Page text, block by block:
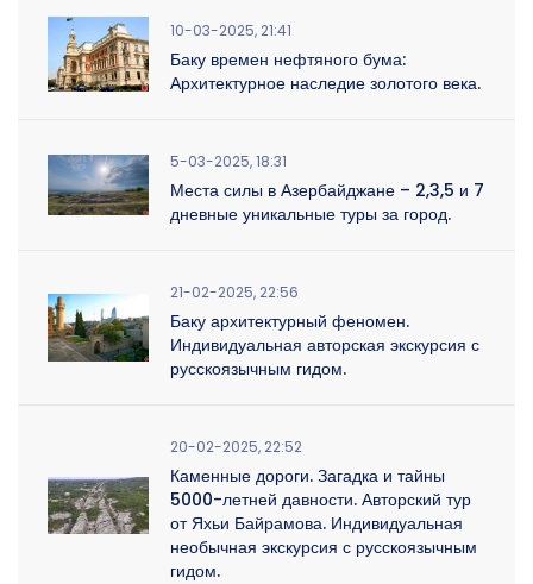
10-03-2025, 21:41
Баку времен нефтяного бума:
Архитектурное наследие золотого века.
5-03-2025, 18:31
Места силы в Азербайджане – 2,3,5 и 7
дневные уникальные туры за город.
21-02-2025, 22:56
Баку архитектурный феномен.
Индивидуальная авторская экскурсия с
русскоязычным гидом.
20-02-2025, 22:52
Каменные дороги. Загадка и тайны
5000-летней давности. Авторский тур
от Яхьи Байрамова. Индивидуальная
необычная экскурсия с русскоязычным
гидом.